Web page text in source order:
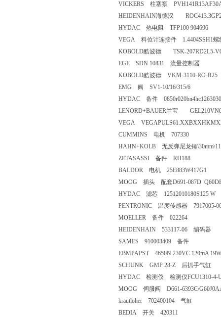
VICKERS 柱塞泵
HEIDENHAIN海德汉 ROC413.3GP2-
HYDAC 热电阻 TFP100 904696
VEGA 料位计连接件 1.4404SSH1螺
KOBOLD酷波德 TSK-207RD2L5-
EGE SDN 10831 流量控制器
KOBOLD酷波德 VKM-3110-RO-
EMG 阀 SV1-10/16/315/6
HYDAC 备件
LENORD+BAUER兰宝
VEGA
CUMMINS 电机 707330
HAHN+KOLB 无反弹尼龙锤
ZETASASSI 备件 RH188
BALDOR 电机 25E883W417G1
MOOG 插头 配套D691-087D
HYDAC 滤芯 12512010180S125 W
PENTRONIC 温度传感器 7917005-
MOELLER 备件 022264
HEIDENHAIN 533117-06 编码器
SAMES 910003409 备件
EBMPAPST 4650N 230VC 120mA
SCHUNK GMP 28-Z 后抓手气缸
HYDAC 检测仪 检测仪FCU1310-4-
MOOG 伺服阀 D661-6393C/
krautloher 702400104 气缸
BEDIA 开关 420311